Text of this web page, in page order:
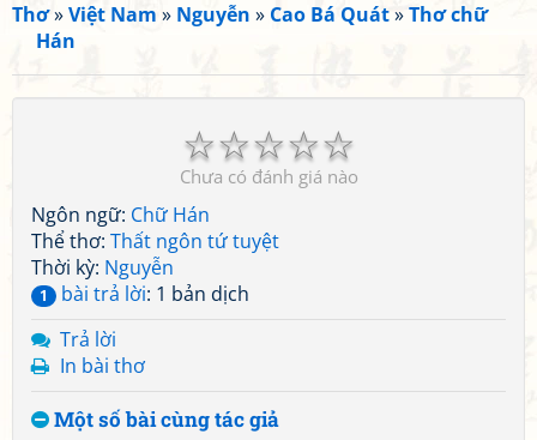
Thơ»Việt Nam » Nguyễn » Cao Bá Quát»Thơ chữ
Hán
☆
☆
☆
☆
☆
Chưa có đánh giá nào
Ngôn ngữ: Chữ Hán
Thể thơ: Thất ngôn tứ tuyệt
Thời kỳ: Nguyễn
1 bài trả lời: 1 bản dịch
Trả lời
In bài thơ
Một số bài cùng tác giả